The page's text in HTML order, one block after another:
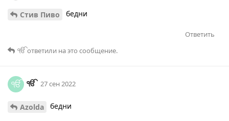
Стив Пиво бедни
Ответить
ੴответили на это сообщение.
ੴ ੴ 27 сен 2022
Azolda бедни